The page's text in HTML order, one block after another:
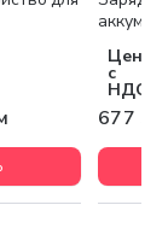
Цена
с
НДС
677